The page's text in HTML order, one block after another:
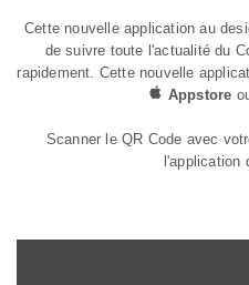
Cette nouvelle application au
de suivre toute l'actualité du
rapidement. Cette nouvelle
Appstore
Scanner le QR Code avec
l'application